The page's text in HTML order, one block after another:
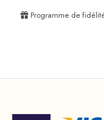
Programme de